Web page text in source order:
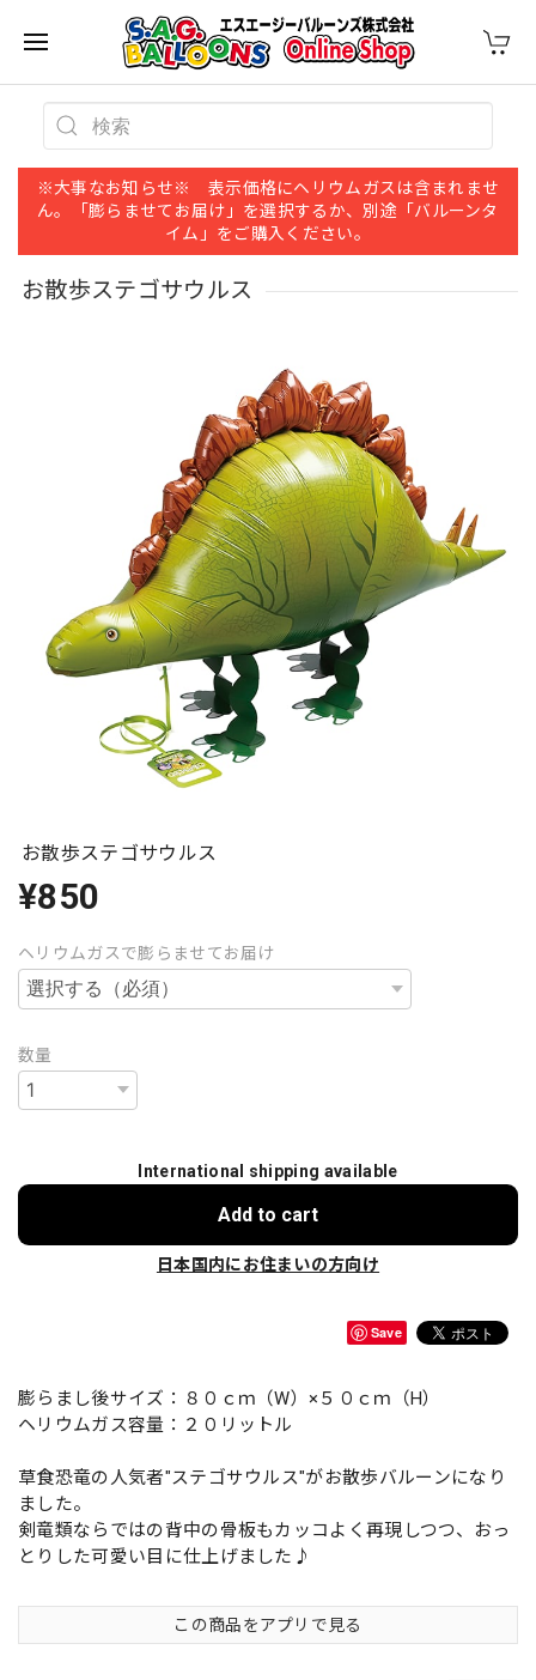
※大事なお知らせ※ 表示価格にヘリウムガスは含まれませ
ん。「膨らませてお届け」を選択するか、別途「バルーンタ
イム」をご購入ください。
お散歩ステゴサウルス
お散歩ステゴサウルス
¥850
ヘリウムガスで膨らませてお届け
数量
International shipping available
Add to cart
日本国内にお住まいの方向け
Save
膨らまし後サイズ：８０ｃｍ（W）×５０ｃｍ（H）
ヘリウムガス容量：２０リットル
草食恐竜の人気者"ステゴサウルス"がお散歩バルーンになり
ました。
剣竜類ならではの背中の骨板もカッコよく再現しつつ、おっ
とりした可愛い目に仕上げました♪
この商品をアプリで見る